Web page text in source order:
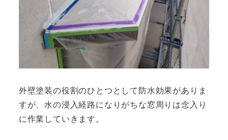
外壁塗装の役割のひとつとして防水効果がありま
すが、水の浸入経路になりがちな窓周りは念入り
に作業していきます。